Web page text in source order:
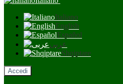
Italiano
English
Español
عربى
Shqiptare
Accedi